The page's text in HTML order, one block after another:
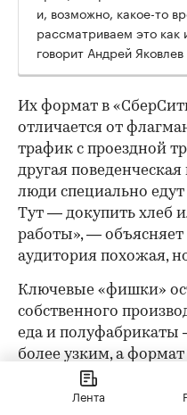
и, возможно, какое-то
рассматриваем это
говорит Андрей
Их формат в
отличается от
трафик с проездной
другая
люди специально
Тут — докупить хлеб
работы», —
аудитория похожая,
Ключевые «фишки»
собственного
еда и полуфабрикаты
более узким, а формат
ежедневных
малым форматом
Лента